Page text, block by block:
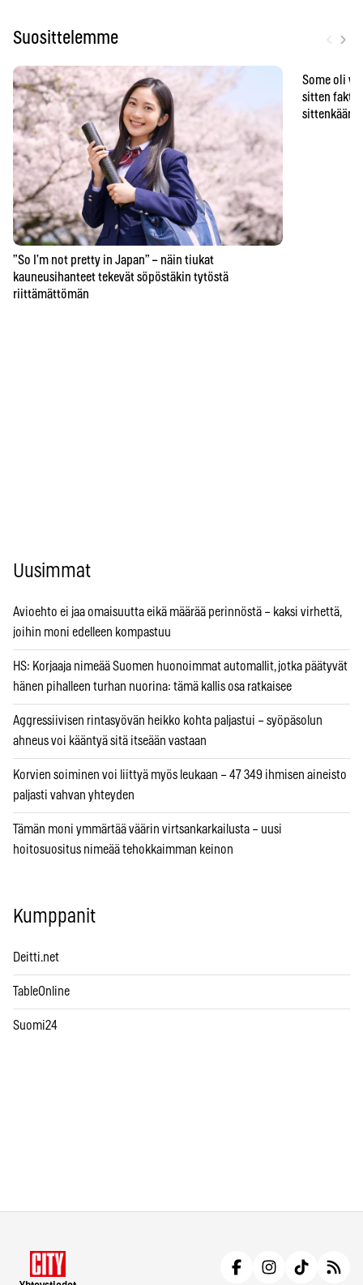
Suosittelemme ›
”So I’m not pretty in Japan” – näin tiukat
kauneusihanteet tekevät söpöstäkin tytöstä
riittämättömän
Some oli
sitten
sittenkään
Uusimmat
Avioehto ei jaa omaisuutta eikä määrää perinnöstä – kaksi virhettä,
joihin moni edelleen kompastuu
HS: Korjaaja nimeää Suomen huonoimmat automallit, jotka päätyvät
hänen pihalleen turhan nuorina: tämä kallis osa ratkaisee
Aggressiivisen rintasyövän heikko kohta paljastui – syöpäsolun
ahneus voi kääntyä sitä itseään vastaan
Korvien soiminen voi liittyä myös leukaan – 47 349 ihmisen aineisto
paljasti vahvan yhteyden
Tämän moni ymmärtää väärin virtsankarkailusta – uusi
hoitosuositus nimeää tehokkaimman keinon
Kumppanit
Deitti.net
TableOnline
Suomi24